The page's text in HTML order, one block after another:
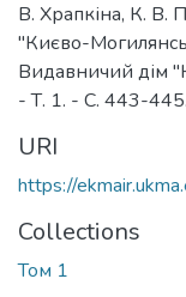
В. Храпкіна, К. В.
"Києво-
Видавничий дім
- Т. 1. - C. 443-445.
URI
https://
Collections
Том 1